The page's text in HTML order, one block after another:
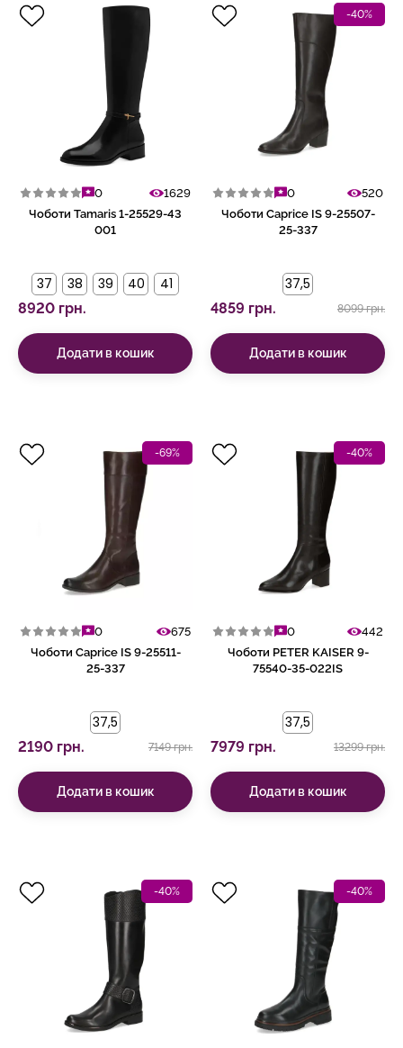
0
1629
Чоботи Tamaris 1-25529-43
001
37 38 39 40 41
8920 грн.
Додати в кошик
-40%
0
520
Чоботи Caprice IS 9-25507-
25-337
37,5
4859 грн. 8099 грн.
Додати в кошик
-69%
0
675
Чоботи Caprice IS 9-25511-
25-337
37,5
2190 грн. 7149 грн.
Додати в кошик
-40%
0
442
Чоботи PETER KAISER 9-
75540-35-022IS
37,5
7979 грн. 13299 грн.
Додати в кошик
-40% -40%